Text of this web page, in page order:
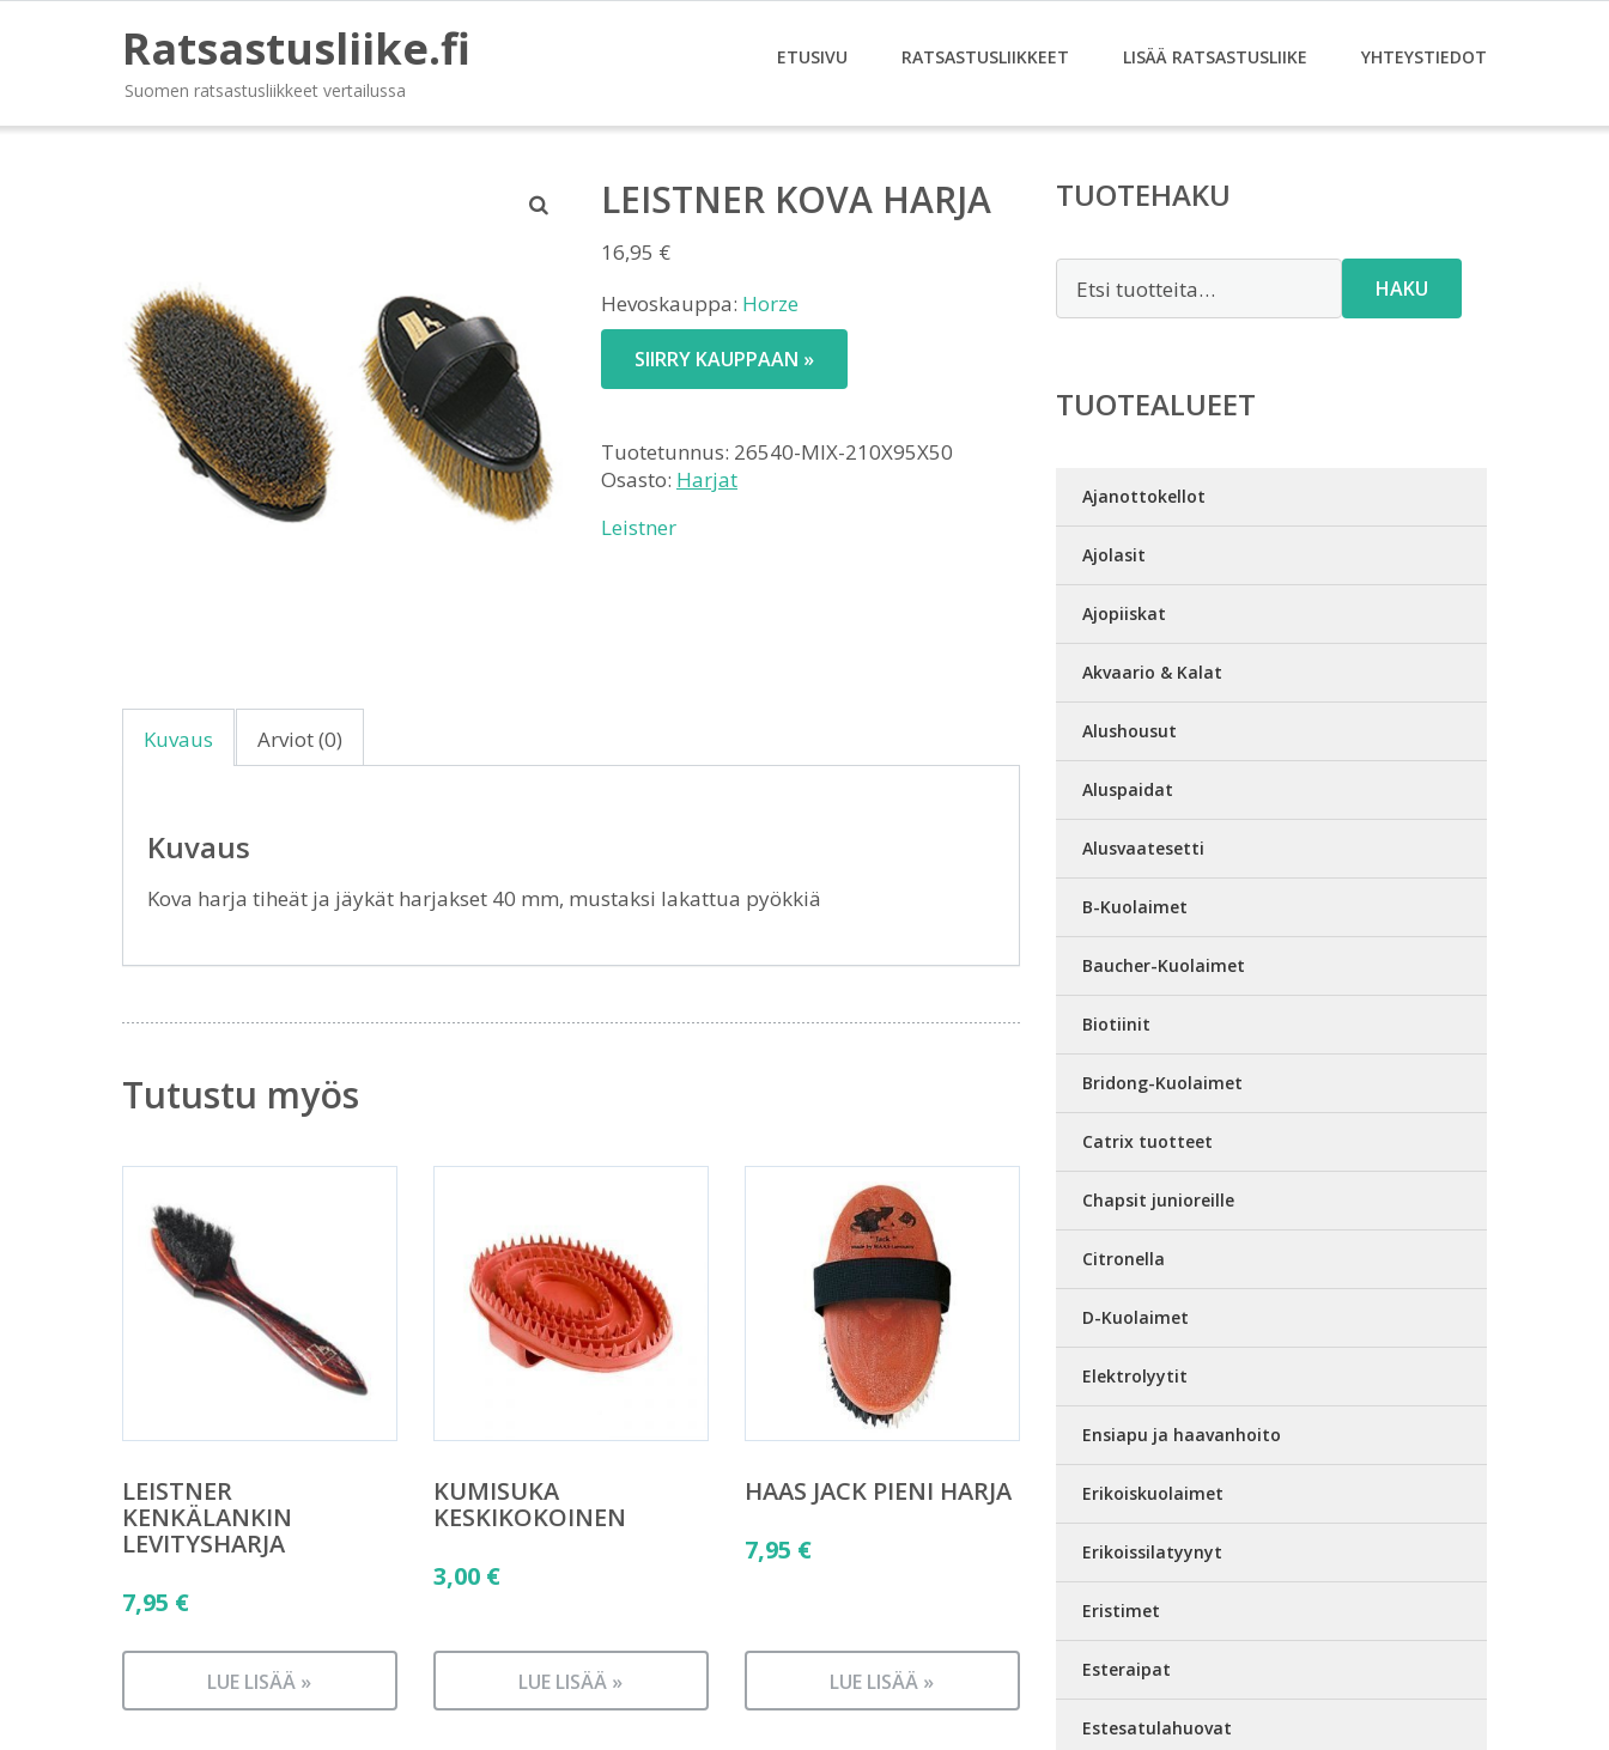
Ratsastusliike.fi
Suomen ratsastusliikkeet vertailussa
ETUSIVU RATSASTUSLIIKKEET LISÄÄ RATSASTUSLIIKE YHTEYSTIEDOT
LEISTNER KOVA HARJA
16,95 €
Hevoskauppa: Horze
SIIRRY KAUPPAAN »
Tuotetunnus: 26540-MIX-210X95X50
Osasto: Harjat
Leistner
Kuvaus Arviot (0)
Kuvaus
Kova harja tiheät ja jäykät harjakset 40 mm, mustaksi lakattua pyökkiä
Tutustu myös
LEISTNER
KENKÄLANKIN
LEVITYSHARJA
7,95 €
LUE LISÄÄ »
KUMISUKA
KESKIKOKOINEN
3,00 €
LUE LISÄÄ »
HAAS JACK PIENI HARJA
7,95 €
LUE LISÄÄ »
TUOTEHAKU
HAKU
TUOTEALUEET
Ajanottokellot
Ajolasit
Ajopiiskat
Akvaario & Kalat
Alushousut
Aluspaidat
Alusvaatesetti
B-Kuolaimet
Baucher-Kuolaimet
Biotiinit
Bridong-Kuolaimet
Catrix tuotteet
Chapsit junioreille
Citronella
D-Kuolaimet
Elektrolyytit
Ensiapu ja haavanhoito
Erikoiskuolaimet
Erikoissilatyynyt
Eristimet
Esteraipat
Estesatulahuovat